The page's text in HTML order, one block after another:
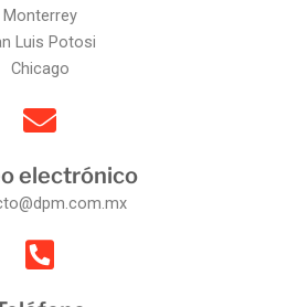
Monterrey
Luis Potosi
Chicago
electrónico